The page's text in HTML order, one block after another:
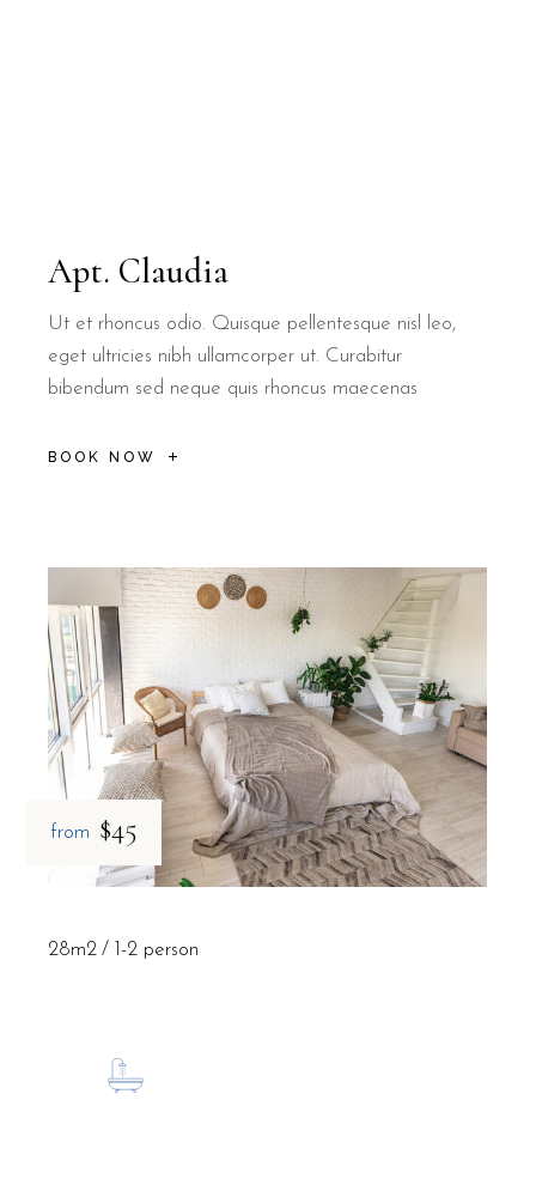
Apt. Claudia
Ut et rhoncus odio. Quisque pellentesque nisl leo,
eget ultricies nibh ullamcorper ut. Curabitur
bibendum sed neque quis rhoncus maecenas
BOOK NOW
from $45
28m2 1-2 person